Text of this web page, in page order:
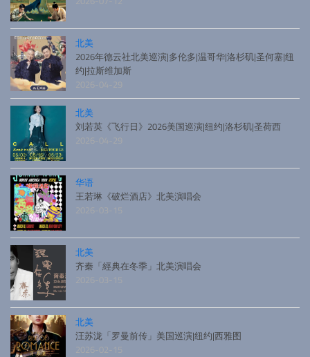
北美
2026年德云社北美巡演|多伦多|温哥华|洛杉矶|圣何塞|纽
约|拉斯维加斯
2026-04-29
北美
刘若英《飞行日》2026美国巡演|纽约|洛杉矶|圣荷西
2026-04-29
华语
王若琳《破烂酒店》北美演唱会
2026-03-15
北美
齐秦「經典在冬季」北美演唱会
2026-03-15
北美
汪苏泷「罗曼前传」美国巡演|纽约|西雅图
2026-02-15